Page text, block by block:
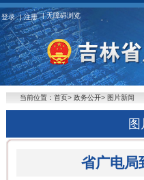
登录 注册 无障碍浏览
当前位置： 首页> 政务公开> 图片新闻
图
省广电局